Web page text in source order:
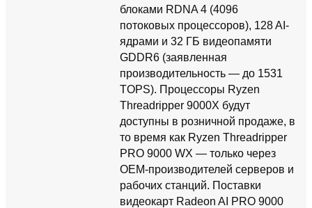
блоками RDNA 4 (4096
потоковых процессоров), 128 AI-
ядрами и 32 ГБ видеопамяти
GDDR6 (заявленная
производительность — до 1531
TOPS). Процессоры Ryzen
Threadripper 9000X будут
доступны в розничной продаже, в
то время как Ryzen Threadripper
PRO 9000 WX — только через
OEM-производителей серверов и
рабочих станций. Поставки
видеокарт Radeon AI PRO 9000